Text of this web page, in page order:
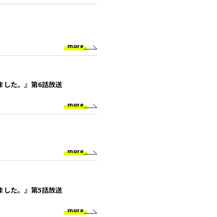
more
した。』第6話放送
more
more
した。』第5話放送
more